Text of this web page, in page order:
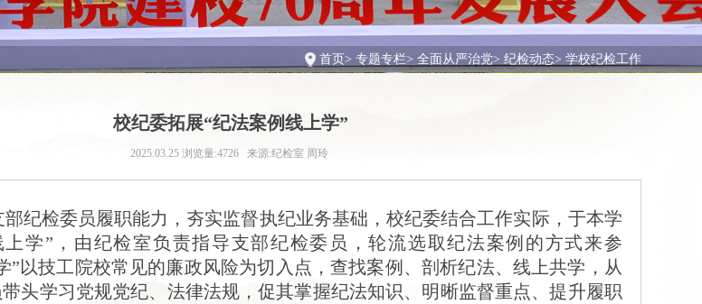
首页> 专题专栏> 全面从严治党> 纪检动态> 学校纪检工作
校纪委拓展“纪法案例线上学”
2025.03.25 浏览量:4726 来源:纪检室 周玲
纪检委员履职能力，夯实监督执纪业务基础，校纪委结合工作实际，于本学
学”，由纪检室负责指导支部纪检委员，轮流选取纪法案例的方式来参
”以技工院校常见的廉政风险为切入点，查找案例、剖析纪法、线上共学，从
头学习党规党纪、法律法规，促其掌握纪法知识、明晰监督重点、提升履职